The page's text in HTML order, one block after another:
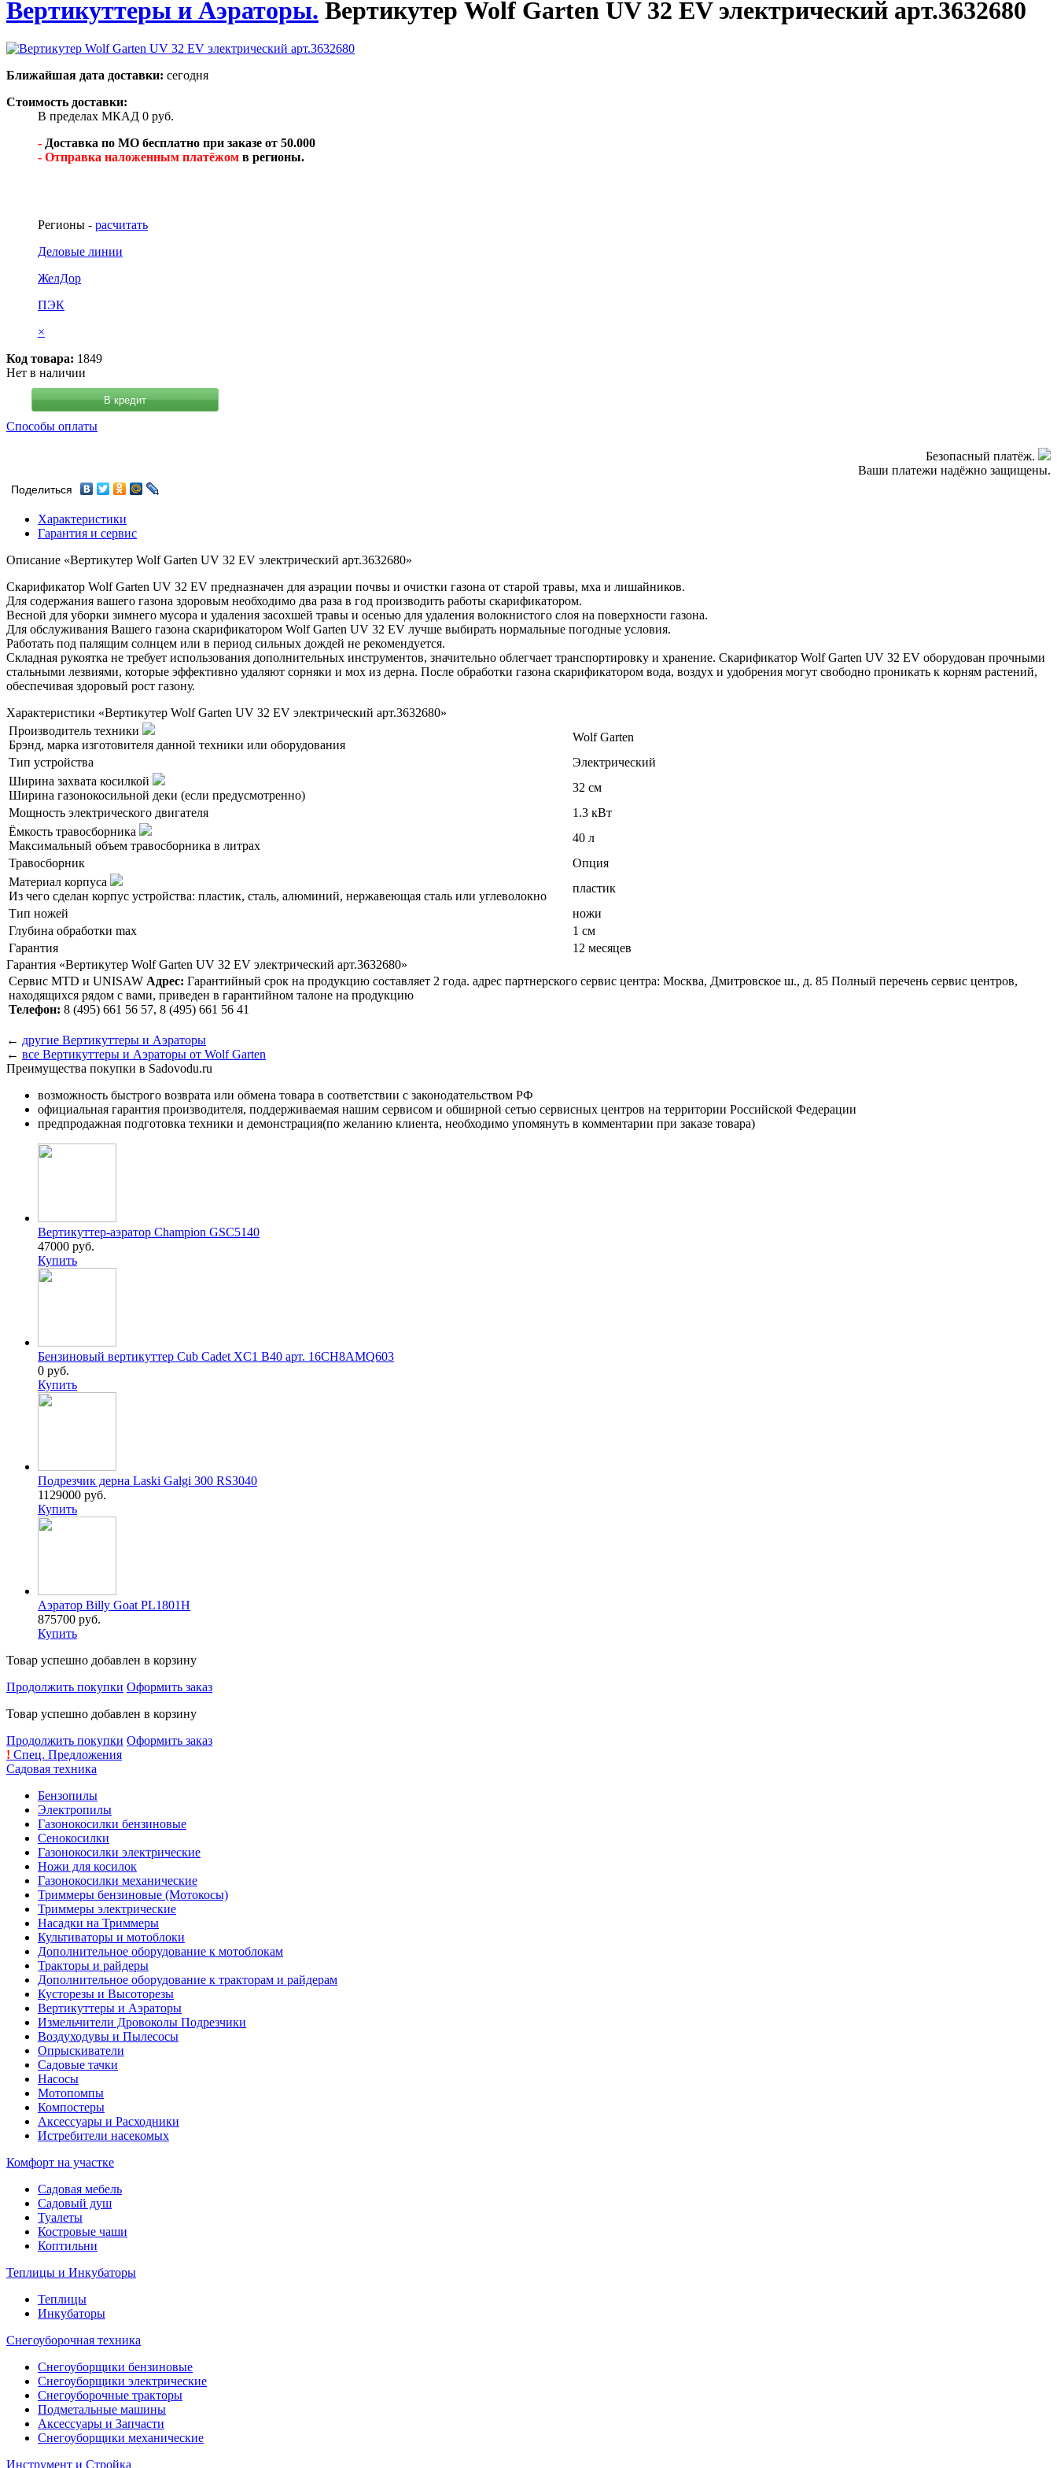
Вертикуттеры и Аэраторы. Вертикутер Wolf Garten UV 32 EV электрический арт.3632680
Ближайшая дата доставки: сегодня
Стоимость доставки:
В пределах МКАД 0 руб.
- Доставка по МО бесплатно при заказе от 50.000
- Отправка наложенным платёжом в регионы.
Регионы - расчитать
Деловые линии
ЖелДор
ПЭК
×
Код товара: 1849
Нет в наличии
В кредит
Способы оплаты
Безопасный платёж.
Ваши платежи надёжно защищены.
Поделиться
Характеристики
Гарантия и сервис
Описание «Вертикутер Wolf Garten UV 32 EV электрический арт.3632680»
Скарификатор Wolf Garten UV 32 EV предназначен для аэрации почвы и очистки газона от старой травы, мха и лишайников.
Для содержания вашего газона здоровым необходимо два раза в год производить работы скарификатором.
Весной для уборки зимнего мусора и удаления засохшей травы и осенью для удаления волокнистого слоя на поверхности газона.
Для обслуживания Вашего газона скарификатором Wolf Garten UV 32 EV лучше выбирать нормальные погодные условия.
Работать под палящим солнцем или в период сильных дождей не рекомендуется.
Складная рукоятка не требует использования дополнительных инструментов, значительно облегчает транспортировку и хранение. Скарификатор Wolf Garten UV 32 EV оборудован прочными
стальными лезвиями, которые эффективно удаляют сорняки и мох из дерна. После обработки газона скарификатором вода, воздух и удобрения могут свободно проникать к корням растений,
обеспечивая здоровый рост газону.
Характеристики «Вертикутер Wolf Garten UV 32 EV электрический арт.3632680»
Производитель техники
Брэнд, марка изготовителя данной техники или оборудования
Wolf Garten
Тип устройства
Электрический
Ширина захвата косилкой
Ширина газонокосильной деки (если предусмотренно)
32 см
Мощность электрического двигателя
1.3 кВт
Ёмкость травосборника
Максимальный объем травосборника в литрах
40 л
Травосборник
Опция
Материал корпуса
Из чего сделан корпус устройства: пластик, сталь, алюминий, нержавеющая сталь или углеволокно
пластик
Тип ножей
ножи
Глубина обработки max
1 см
Гарантия
12 месяцев
Гарантия «Вертикутер Wolf Garten UV 32 EV электрический арт.3632680»
Сервис MTD и UNISAW Адрес: Гарантийный срок на продукцию составляет 2 года. адрес партнерского сервис центра: Москва, Дмитровское ш., д. 85 Полный перечень сервис центров,
находящихся рядом с вами, приведен в гарантийном талоне на продукцию
Телефон: 8 (495) 661 56 57, 8 (495) 661 56 41
← другие Вертикуттеры и Аэраторы
← все Вертикуттеры и Аэраторы от Wolf Garten
Преимущества покупки в Sadovodu.ru
возможность быстрого возврата или обмена товара в соответствии с законодательством РФ
официальная гарантия производителя, поддерживаемая нашим сервисом и обширной сетью сервисных центров на территории Российской Федерации
предпродажная подготовка техники и демонстрация(по желанию клиента, необходимо упомянуть в комментарии при заказе товара)
Вертикуттер-аэратор Champion GSC5140
47000 руб.
Купить
Бензиновый вертикуттер Cub Cadet XC1 B40 арт. 16CH8AMQ603
0 руб.
Купить
Подрезчик дерна Laski Galgi 300 RS3040
1129000 руб.
Купить
Аэратор Billy Goat PL1801H
875700 руб.
Купить
Товар успешно добавлен в корзину
Продолжить покупки Оформить заказ
Товар успешно добавлен в корзину
Продолжить покупки Оформить заказ
! Спец. Предложения
Садовая техника
Бензопилы
Электропилы
Газонокосилки бензиновые
Сенокосилки
Газонокосилки электрические
Ножи для косилок
Газонокосилки механические
Триммеры бензиновые (Мотокосы)
Триммеры электрические
Насадки на Триммеры
Культиваторы и мотоблоки
Дополнительное оборудование к мотоблокам
Тракторы и райдеры
Дополнительное оборудование к тракторам и райдерам
Кусторезы и Высоторезы
Вертикуттеры и Аэраторы
Измельчители Дровоколы Подрезчики
Воздуходувы и Пылесосы
Опрыскиватели
Садовые тачки
Насосы
Мотопомпы
Компостеры
Аксессуары и Расходники
Истребители насекомых
Комфорт на участке
Садовая мебель
Садовый душ
Туалеты
Костровые чаши
Коптильни
Теплицы и Инкубаторы
Теплицы
Инкубаторы
Снегоуборочная техника
Снегоуборщики бензиновые
Снегоуборщики электрические
Снегоуборочные тракторы
Подметальные машины
Аксессуары и Запчасти
Снегоуборщики механические
Инструмент и Стройка